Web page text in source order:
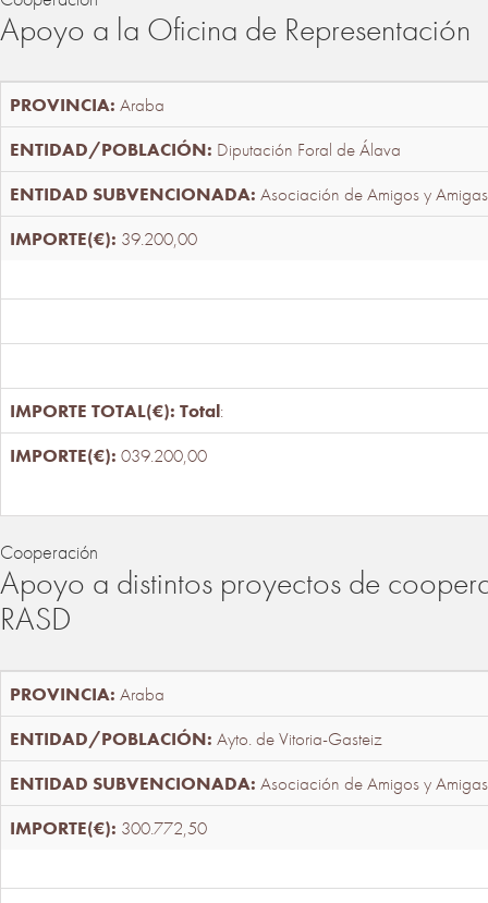
Apoyo a la Oficina de Representación
Araba
Diputación Foral de Álava
Asociación de Amigos y
39.200,00
Total:
039.200,00
Cooperación
Apoyo a distintos proyectos de
RASD
Araba
Ayto. de Vitoria-Gasteiz
Asociación de Amigos y
300.772,50